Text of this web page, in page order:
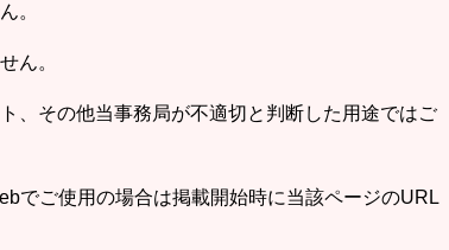
。
ん。
、その他当事務局が不適切と判断した用途ではご
でご使用の場合は掲載開始時に当該ページのURL